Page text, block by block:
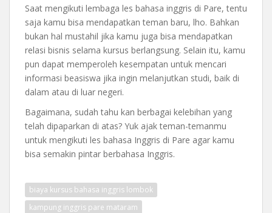
Saat mengikuti lembaga les bahasa inggris di Pare, tentu
saja kamu bisa mendapatkan teman baru, lho. Bahkan
bukan hal mustahil jika kamu juga bisa mendapatkan
relasi bisnis selama kursus berlangsung. Selain itu, kamu
pun dapat memperoleh kesempatan untuk mencari
informasi beasiswa jika ingin melanjutkan studi, baik di
dalam atau di luar negeri.
Bagaimana, sudah tahu kan berbagai kelebihan yang
telah dipaparkan di atas? Yuk ajak teman-temanmu
untuk mengikuti les bahasa Inggris di Pare agar kamu
bisa semakin pintar berbahasa Inggris.
biaya kursus bahasa inggris lombok
kampung inggris pare mataram